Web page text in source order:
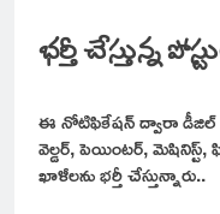
భర్తీ చేస్తున్న
ఈ నోటిఫికేషన్ ద్వారా
వెల్డర్, పెయింటర్, మెషినిస్ట్,
ఖాళీలను భర్తీ చేస్తున్నారు..